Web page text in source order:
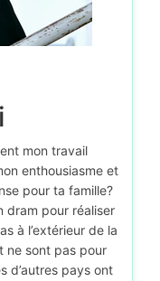
mon travail
enthousiasme et
pour ta famille?
dram pour réaliser
à l’extérieur de la
ne sont pas pour
d’autres pays ont